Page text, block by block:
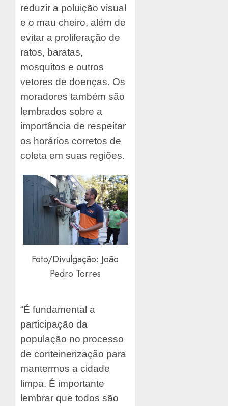
reduzir a poluição visual
e o mau cheiro, além de
evitar a proliferação de
ratos, baratas,
mosquitos e outros
vetores de doenças. Os
moradores também são
lembrados sobre a
importância de respeitar
os horários corretos de
coleta em suas regiões.
Foto/Divulgação: João
Pedro Torres
“É fundamental a
participação da
população no processo
de conteinerização para
mantermos a cidade
limpa. É importante
lembrar que todos são